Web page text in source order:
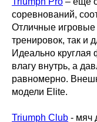
соревнований,
Отличные игровые
тренировок, так и
Идеально круглая
влагу внутрь, а
равномерно.
модели Elite.
Triumph Club - мяч